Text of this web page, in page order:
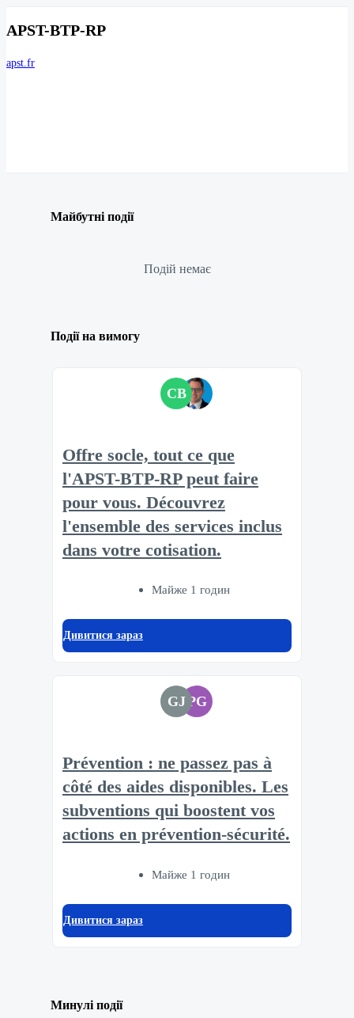
APST-BTP-RP
apst.fr
Майбутні події
Подій немає
Події на вимогу
CB
Offre socle, tout ce que
l'APST-BTP-RP peut faire
pour vous. Découvrez
l'ensemble des services inclus
dans votre cotisation.​
Майже 1 годин
Дивитися зараз
GJ PG
Prévention : ne passez pas à
côté des aides disponibles. Les
subventions qui boostent vos
actions en prévention-sécurité.​
Майже 1 годин
Дивитися зараз
Минулі події